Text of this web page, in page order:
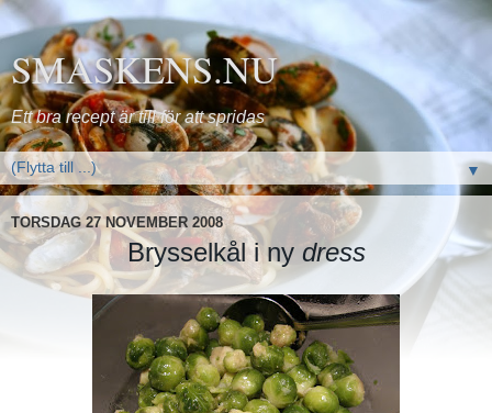
SMASKENS.NU
Ett bra recept är till för att spridas
▼
TORSDAG 27 NOVEMBER 2008
Brysselkål i ny dress